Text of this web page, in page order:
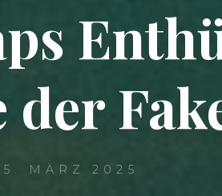
der
MÄRZ 2025